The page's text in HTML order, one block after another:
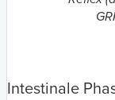
Intestinale